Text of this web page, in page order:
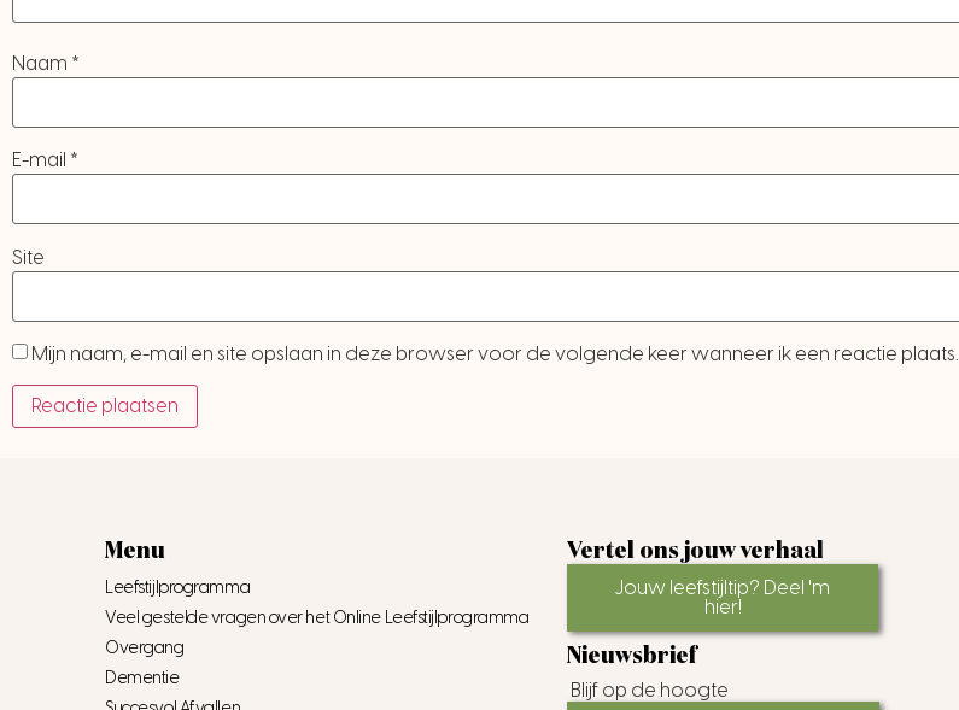
Naam *
E-mail *
Site
Mijn naam, e-mail en site opslaan in deze browser voor de volgende keer wanneer ik een reactie plaats.
Menu
Leefstijlprogramma
Veel gestelde vragen over het Online Leefstijlprogramma
Overgang
Dementie
Vertel ons jouw verhaal
Jouw leefstijltip? Deel 'm
hier!
Nieuwsbrief
Blijf op de hoogte